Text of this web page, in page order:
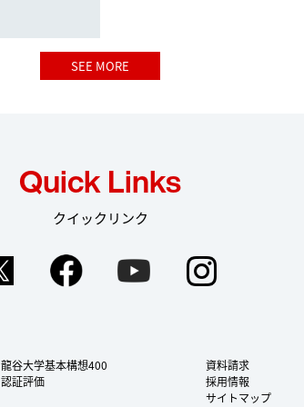
SEE MORE
Quick Links
クイックリンク
Twitter FacebookYouTube
龍谷大学基本構想400
認証評価
資料請求
採用情報
サイトマップ